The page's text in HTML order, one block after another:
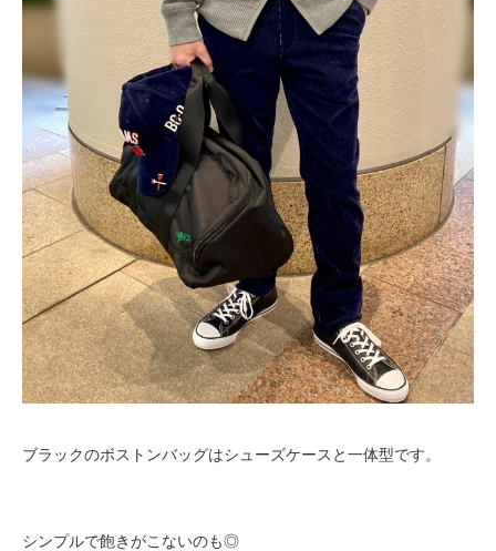
ブラックのボストンバッグはシューズケースと一体型です。
シンプルで飽きがこないのも◎